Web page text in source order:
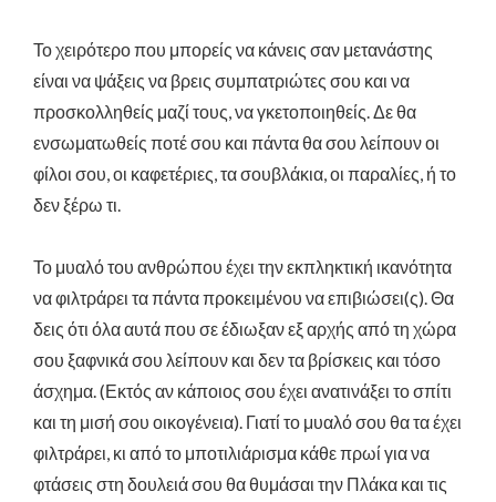
Το χειρότερο που μπορείς να κάνεις σαν μετανάστης
είναι να ψάξεις να βρεις συμπατριώτες σου και να
προσκολληθείς μαζί τους, να γκετοποιηθείς. Δε θα
ενσωματωθείς ποτέ σου και πάντα θα σου λείπουν οι
φίλοι σου, οι καφετέριες, τα σουβλάκια, οι παραλίες, ή το
δεν ξέρω τι.
Το μυαλό του ανθρώπου έχει την εκπληκτική ικανότητα
να φιλτράρει τα πάντα προκειμένου να επιβιώσει(ς). Θα
δεις ότι όλα αυτά που σε έδιωξαν εξ αρχής από τη χώρα
σου ξαφνικά σου λείπουν και δεν τα βρίσκεις και τόσο
άσχημα. (Εκτός αν κάποιος σου έχει ανατινάξει το σπίτι
και τη μισή σου οικογένεια). Γιατί το μυαλό σου θα τα έχει
φιλτράρει, κι από το μποτιλιάρισμα κάθε πρωί για να
φτάσεις στη δουλειά σου θα θυμάσαι την Πλάκα και τις